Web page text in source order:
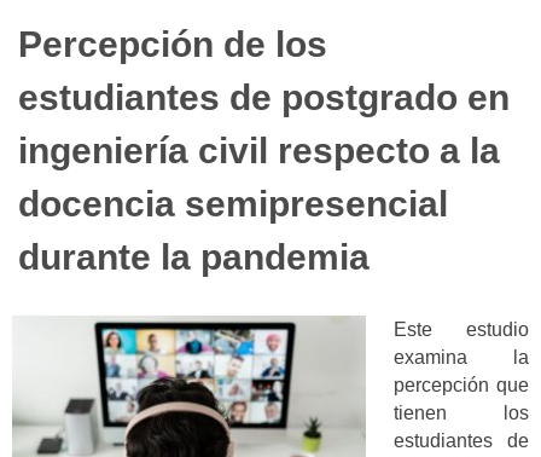
Percepción de los
estudiantes de postgrado en
ingeniería civil respecto a la
docencia semipresencial
durante la pandemia
Este estudio
examina la
percepción que
tienen los
estudiantes de